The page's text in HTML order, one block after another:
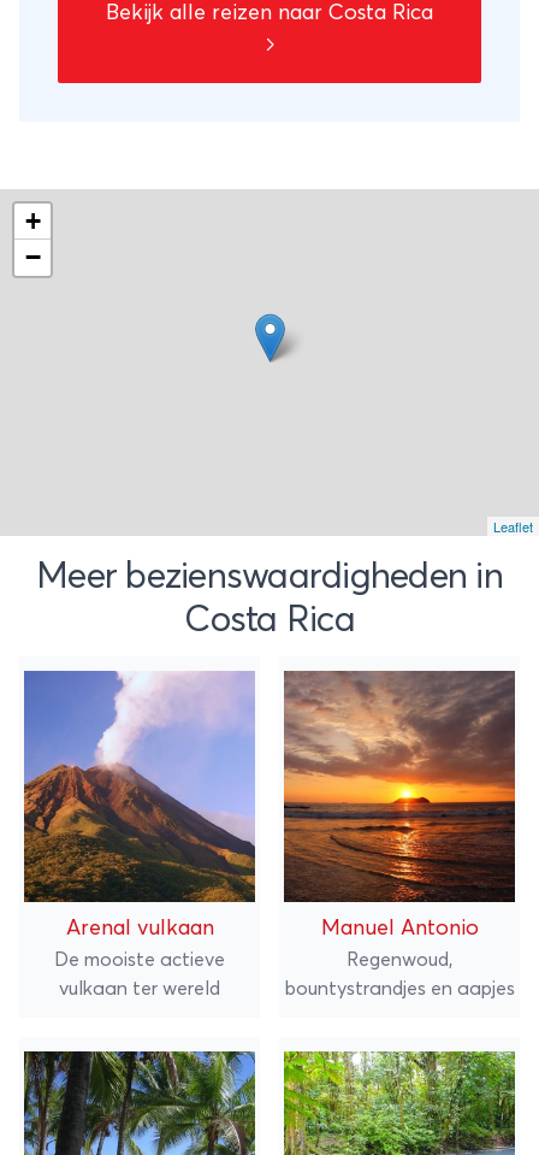
Bekijk alle reizen naar Costa Rica
+
−
Leaflet
Meer bezienswaardigheden in
Costa Rica
Arenal vulkaan
De mooiste actieve
vulkaan ter wereld
Manuel Antonio
Regenwoud,
bountystrandjes en aapjes